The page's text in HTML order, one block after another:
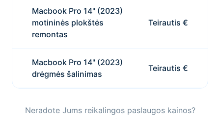
Macbook Pro 14" (2023)
motininės plokštės
remontas
Teirautis €
Macbook Pro 14" (2023)
drėgmės šalinimas
Teirautis €
Neradote Jums reikalingos paslaugos kainos?